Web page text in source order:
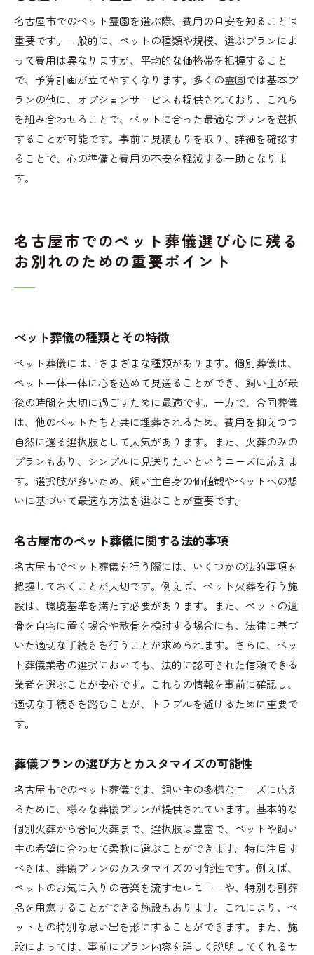
名古屋市でのペット霊園を選ぶ際、費用の目安を知ることは
重要です。一般的に、ペットの種類や規模、選ぶプランによ
って費用は異なりますが、平均的な価格帯を把握すること
で、予算計画が立てやすくなります。多くの霊園では基本プ
ランの他に、オプションサービスも提供されており、これら
を組み合わせることで、ペットに合った最適なプランを選択
することが可能です。事前に見積もりを取り、詳細を確認す
ることで、心の準備と費用の不安を軽減する一助となりま
す。
名古屋市でのペット葬儀選び心に残る
お別れのための重要ポイント
ペット葬儀の種類とその特徴
ペット葬儀には、さまざまな種類があります。個別葬儀は、
ペット一体一体に心を込めて見送ることができ、飼い主が最
後の時間を大切に過ごすために最適です。一方で、合同葬儀
は、他のペットたちと共に埋葬されるため、費用を抑えつつ
自然に還る選択肢として人気があります。また、火葬のみの
プランもあり、シンプルに見送りたいというニーズに応えま
す。選択肢が多いため、飼い主自身の価値観やペットへの想
いに基づいて最適な方法を選ぶことが重要です。
名古屋市のペット葬儀に関する法的事項
名古屋市でペット葬儀を行う際には、いくつかの法的事項を
把握しておくことが大切です。例えば、ペット火葬を行う施
設は、環境基準を満たす必要があります。また、ペットの遺
骨を自宅に置く場合や散骨を検討する場合にも、法律に基づ
いた適切な手続きを行うことが求められます。さらに、ペッ
ト葬儀業者の選択においても、法的に認可された信頼できる
業者を選ぶことが安心です。これらの情報を事前に確認し、
適切な手続きを踏むことが、トラブルを避けるために重要で
す。
葬儀プランの選び方とカスタマイズの可能性
名古屋市でのペット葬儀では、飼い主の多様なニーズに応え
るために、様々な葬儀プランが提供されています。基本的な
個別火葬から合同火葬まで、選択肢は豊富で、ペットや飼い
主の希望に合わせて柔軟に選ぶことができます。特に注目す
べきは、葬儀プランのカスタマイズの可能性です。例えば、
ペットのお気に入りの音楽を流すセレモニーや、特別な副葬
品を用意することができる施設もあります。これにより、ペ
ットとの特別な思い出を形にすることができます。また、施
設によっては、事前にプラン内容を詳しく説明してくれるサ